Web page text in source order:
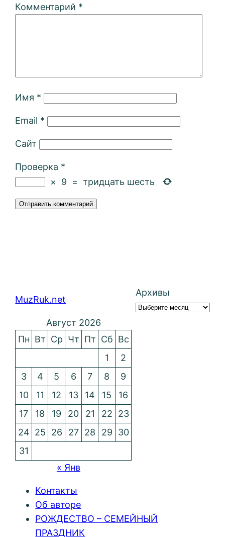
Комментарий *
Имя *
Email *
Сайт
Проверка *
×
9 = тридцать шесть
MuzRuk.net
Архивы
Август 2026
Пн Вт Ср Чт Пт Сб Вс
1
2
3
4 5 6 7 8
9
10
11 12 13 14 15
16
17
18 19 20 21 22
23
24 25 26 27 28 29
30
31
« Янв
Контакты
Об авторе
РОЖДЕСТВО – СЕМЕЙНЫЙ
ПРАЗДНИК